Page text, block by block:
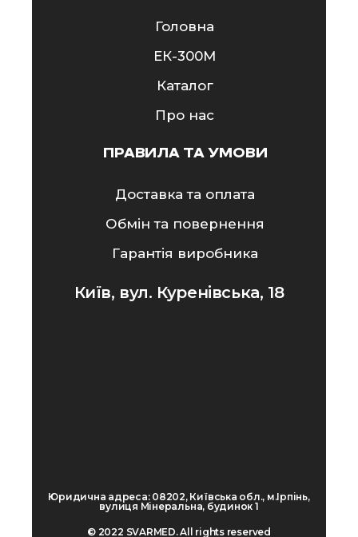
Головна
ЕК-300M
Каталог
Про нас
ПРАВИЛА ТА УМОВИ
Доставка та оплата
Обмін та повернення
Гарантія виробника
Київ, вул. Куренівська, 18
Юридична адреса: 08202, Київська обл., м.Ірпінь,
вулиця Мінеральна, будинок 1
© 2022 SVARMED. All rights reserved